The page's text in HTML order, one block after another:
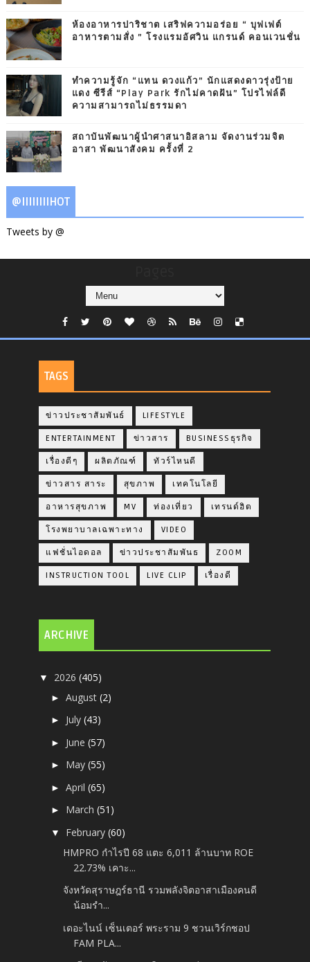
ห้องอาหารปาริชาต เสริฟความอร่อย “ บุฟเฟต์
อาหารตามสั่ง ” โรงแรมอัศวิน แกรนด์ คอนเวนชั่น
ทำความรู้จัก “แทน ดวงแก้ว” นักแสดงดาวรุ่งป้าย
แดง ซีรีส์ “Play Park รักไม่คาดฝัน” โปรไฟล์ดี
ความสามารถไม่ธรรมดา
สถาบันพัฒนาผู้นำศาสนาอิสลาม จัดงานร่วมจิต
อาสา พัฒนาสังคม ครั้งที่ 2
@IIIIIIIIHOT
Tweets by @
TAGS
ข่าวประชาสัมพันธ์ LIFESTYLE
ENTERTAINMENT ข่าวสาร BUSINESSธุรกิจ
เรื่องดีๆ ผลิตภัณฑ์ ทัวร์ไหนดี
ข่าวสาร สาระ สุขภาพ เทคโนโลยี
อาหารสุขภาพ MV ท่องเที่ยว เทรนด์ฮิต
โรงพยาบาลเฉพาะทาง VIDEO
แฟชั่นไอดอล ข่าวประชาสัมพันธ ZOOM
INSTRUCTION TOOL LIVE CLIP เรื่องดี
ARCHIVE
▼ 2026(405)
►August(2)
► July(43)
► June(57)
► May(55)
►April(65)
► March(51)
▼ February(60)
HMPRO กำไรปี 68 แตะ 6,011 ล้านบาท ROE
22.73% เคาะ...
จังหวัดสุราษฎร์ธานี รวมพลังจิตอาสาเมืองคนดี
น้อมรำ...
เดอะไนน์ เซ็นเตอร์ พระราม 9 ชวนเวิร์กชอป
FAM PLA...